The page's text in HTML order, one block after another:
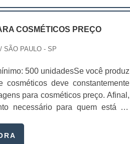
COSMÉTICOS PREÇO
/ SÃO PAULO - SP
500 unidadesSe você produz
deve constantemente
para cosméticos preço. Afinal,
necessário para quem está no
um invólucro desses pr...